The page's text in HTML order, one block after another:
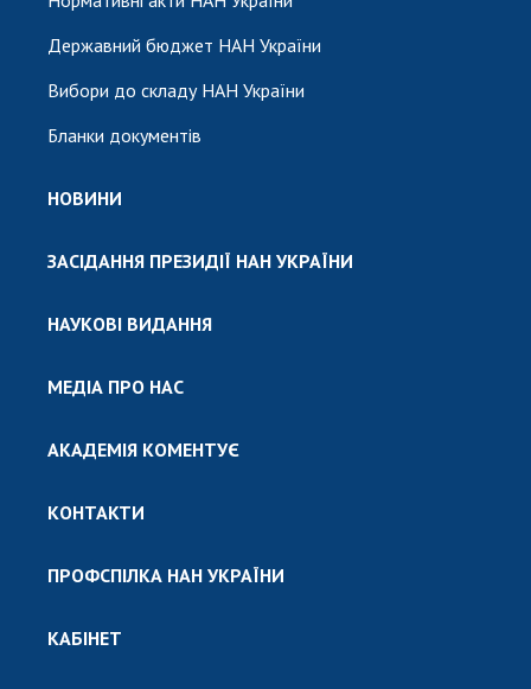
Державний бюджет НАН України
Вибори до складу НАН України
Бланки документів
НОВИНИ
ЗАСІДАННЯ ПРЕЗИДІЇ НАН УКРАЇНИ
НАУКОВІ ВИДАННЯ
МЕДІА ПРО НАС
АКАДЕМІЯ КОМЕНТУЄ
КОНТАКТИ
ПРОФСПІЛКА НАН УКРАЇНИ
КАБІНЕТ